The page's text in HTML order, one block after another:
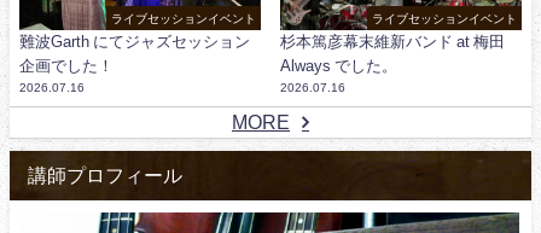
ライブセッションイベント
難波Garth にてジャズセッション
企画でした！
2026.07.16
ライブセッションイベント
杉本篤彦幕末維新バンド at 梅田
Always でした。
2026.07.16
MORE
講師プロフィール